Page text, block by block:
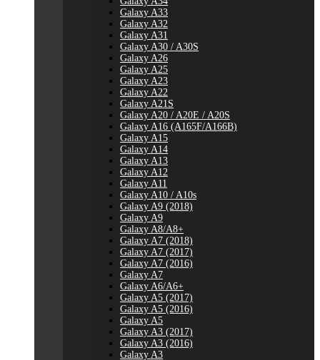
Galaxy A33
Galaxy A32
Galaxy A31
Galaxy A30 / A30S
Galaxy A26
Galaxy A25
Galaxy A23
Galaxy A22
Galaxy A21S
Galaxy A20 / A20E / A20S
Galaxy A16 (A165F/A166B)
Galaxy A15
Galaxy A14
Galaxy A13
Galaxy A12
Galaxy A11
Galaxy A10 / A10s
Galaxy A9 (2018)
Galaxy A9
Galaxy A8/A8+
Galaxy A7 (2018)
Galaxy A7 (2017)
Galaxy A7 (2016)
Galaxy A7
Galaxy A6/A6+
Galaxy A5 (2017)
Galaxy A5 (2016)
Galaxy A5
Galaxy A3 (2017)
Galaxy A3 (2016)
Galaxy A3